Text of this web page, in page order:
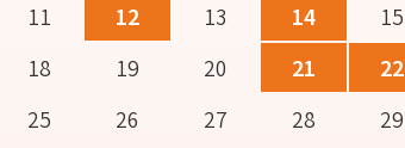
11 12 13 14 15
18 19 20 21 22
25 26 27 28 29